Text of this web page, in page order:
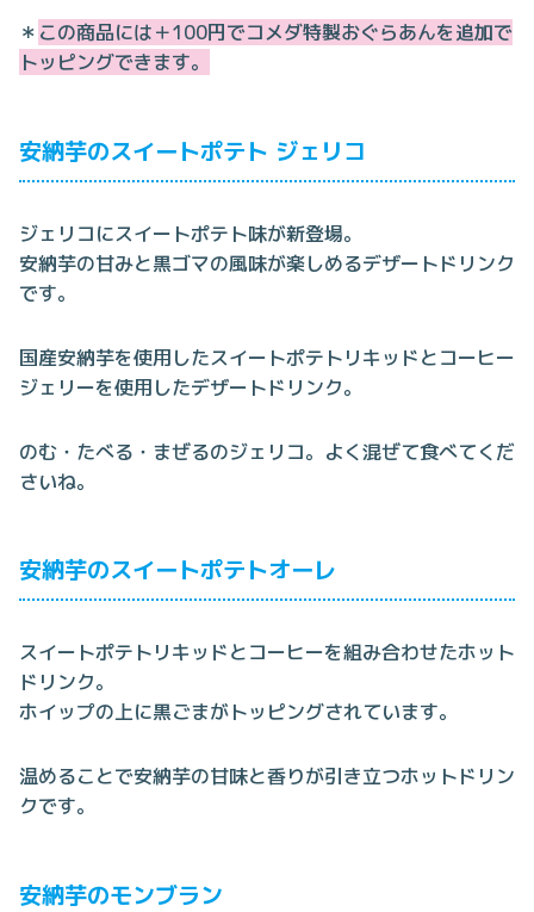
＊ この商品には＋100円でコメダ特製おぐらあんを追加で
トッピングできます。
安納芋のスイートポテト ジェリコ
ジェリコにスイートポテト味が新登場。
安納芋の甘みと黒ゴマの風味が楽しめるデザートドリンク
です。
国産安納芋を使用したスイートポテトリキッドとコーヒー
ジェリーを使用したデザートドリンク。
のむ・たべる・まぜるのジェリコ。よく混ぜて食べてくだ
さいね。
安納芋のスイートポテトオーレ
スイートポテトリキッドとコーヒーを組み合わせたホット
ドリンク。
ホイップの上に黒ごまがトッピングされています。
温めることで安納芋の甘味と香りが引き立つホットドリン
クです。
安納芋のモンブラン